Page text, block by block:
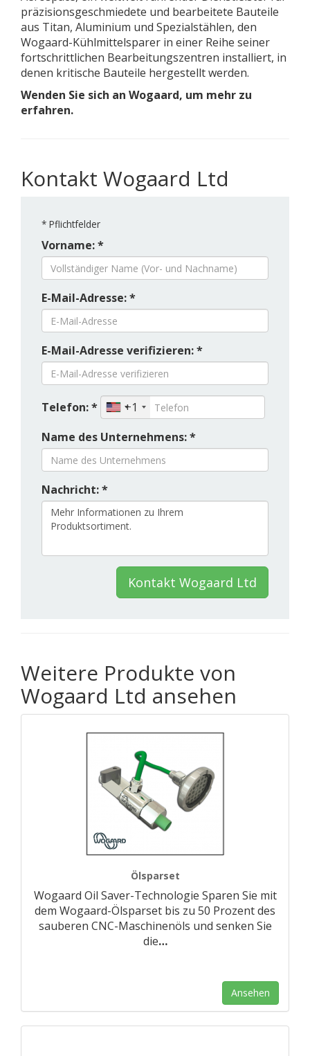
präzisionsgeschmiedete und bearbeitete Bauteile
aus Titan, Aluminium und Spezialstählen, den
Wogaard-Kühlmittelsparer in einer Reihe seiner
fortschrittlichen Bearbeitungszentren installiert, in
denen kritische Bauteile hergestellt werden.
Wenden Sie sich an Wogaard, um mehr zu
erfahren.
Kontakt Wogaard Ltd
* Pflichtfelder
Vorname: *
E-Mail-Adresse: *
E-Mail-Adresse verifizieren: *
Telefon: *
+1
Name des Unternehmens: *
Nachricht: *
Kontakt Wogaard Ltd
Weitere Produkte von
Wogaard Ltd ansehen
Ölsparset
Wogaard Oil Saver-Technologie Sparen Sie mit
dem Wogaard-Ölsparset bis zu 50 Prozent des
sauberen CNC-Maschinenöls und senken Sie
die…
Ansehen